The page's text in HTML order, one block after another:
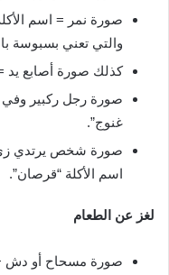
صورة نمر = اسم
والتي تعني بسبوسة
كذلك صورة أصابع يد
صورة رجل ركبير وفي
غنوج”.
صورة شخص يرتدي زي
اسم الأكلة “قرصان”.
لغز عن الطعام
صورة مسحاح أو دش +